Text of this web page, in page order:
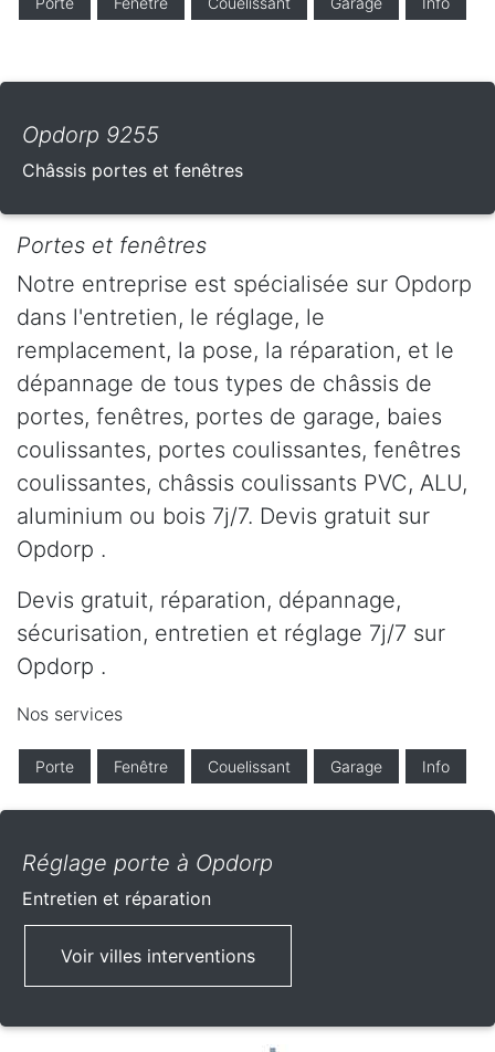
Opdorp 9255
Châssis portes et fenêtres
Portes et fenêtres
Notre entreprise est spécialisée sur Opdorp
dans l'entretien, le réglage, le
remplacement, la pose, la réparation, et le
dépannage de tous types de châssis de
portes, fenêtres, portes de garage, baies
coulissantes, portes coulissantes, fenêtres
coulissantes, châssis coulissants PVC, ALU,
aluminium ou bois 7j/7. Devis gratuit sur
Opdorp .
Devis gratuit, réparation, dépannage,
sécurisation, entretien et réglage 7j/7 sur
Opdorp .
Nos services
Porte Fenêtre Couelissant Garage Info
Réglage porte à Opdorp
Entretien et réparation
Voir villes interventions